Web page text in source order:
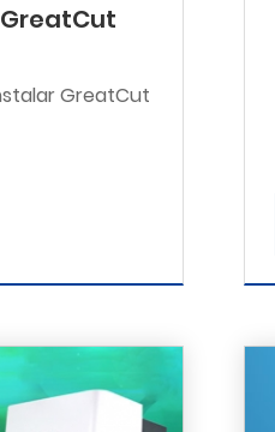
GreatCut